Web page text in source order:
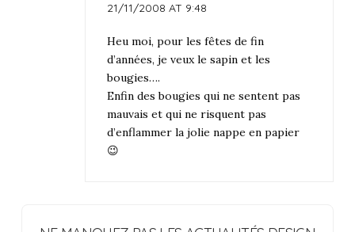
21/11/2008 AT 9:48
Heu moi, pour les fêtes de fin
d’années, je veux le sapin et les
bougies….
Enfin des bougies qui ne sentent pas
mauvais et qui ne risquent pas
d’enflammer la jolie nappe en papier
😉